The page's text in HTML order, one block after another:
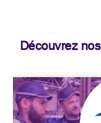
Découvrez